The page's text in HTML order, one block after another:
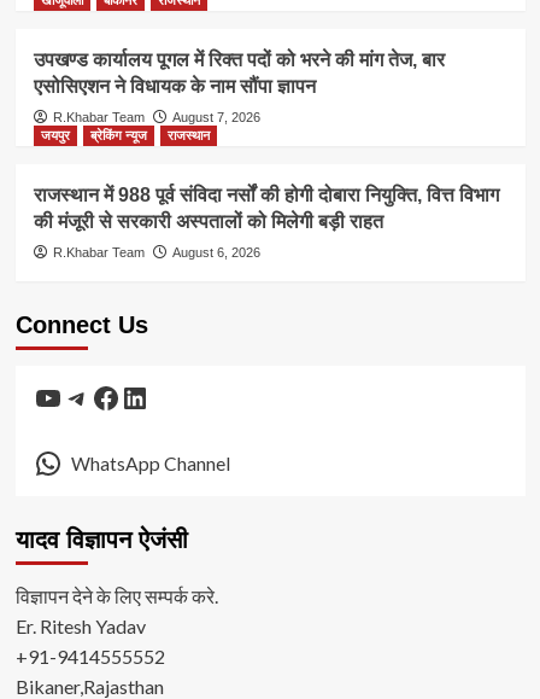
उपखण्ड कार्यालय पूगल में रिक्त पदों को भरने की मांग तेज, बार
एसोसिएशन ने विधायक के नाम सौंपा ज्ञापन
R.Khabar Team
August 7, 2026
जयपुर
ब्रेकिंग न्यूज राजस्थान
राजस्थान में 988 पूर्व संविदा नर्सों की होगी दोबारा नियुक्ति, वित्त विभाग
की मंजूरी से सरकारी अस्पतालों को मिलेगी बड़ी राहत
R.Khabar Team August 6, 2026
Connect Us
YouTube
Telegram
Facebook
LinkedIn
WhatsApp Channel
यादव विज्ञापन ऐजंसी
विज्ञापन देने के लिए सम्पर्क करे.
Er. Ritesh Yadav
+91-9414555552
Bikaner,Rajasthan